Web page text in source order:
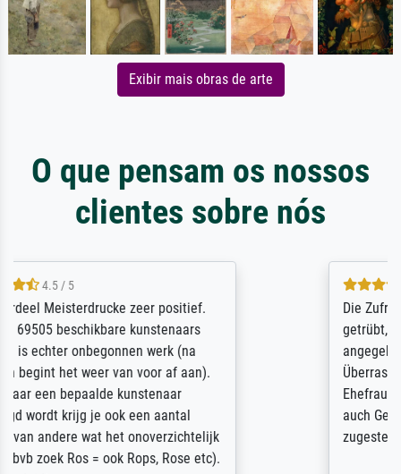
Exibir mais obras de arte
O que pensam os nossos
clientes sobre nós
Die Zufriedenheit ist auch nicht dadurch
getrübt, dass das Bild entgegen einer
angegebenen Lieferanschrift (sollte eine
Überraschung für die normannische
Ehefrau sein zum Hochzeits- gleichzeitig
auch Geburtstag sein) doch nach zu Hause
zugestellt wurde.